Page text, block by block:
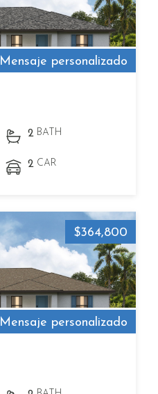
Mensaje personalizado
2 BATH
2 CAR
Mensaje personalizado
$364,800